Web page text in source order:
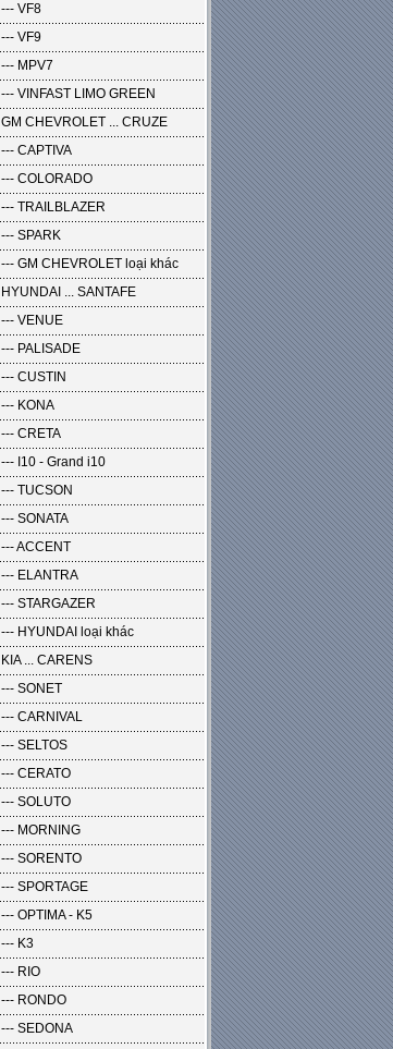
--- VF8
--- VF9
--- MPV7
--- VINFAST LIMO GREEN
GM CHEVROLET ... CRUZE
--- CAPTIVA
--- COLORADO
--- TRAILBLAZER
--- SPARK
--- GM CHEVROLET loại khác
HYUNDAI ... SANTAFE
--- VENUE
--- PALISADE
--- CUSTIN
--- KONA
--- CRETA
--- I10 - Grand i10
--- TUCSON
--- SONATA
--- ACCENT
--- ELANTRA
--- STARGAZER
--- HYUNDAI loại khác
KIA ... CARENS
--- SONET
--- CARNIVAL
--- SELTOS
--- CERATO
--- SOLUTO
--- MORNING
--- SORENTO
--- SPORTAGE
--- OPTIMA - K5
--- K3
--- RIO
--- RONDO
--- SEDONA